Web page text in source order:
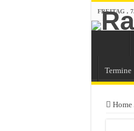
FREITAG ,
Termine
Home